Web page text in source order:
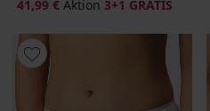
41,99 € Aktion 3+1 GRATIS